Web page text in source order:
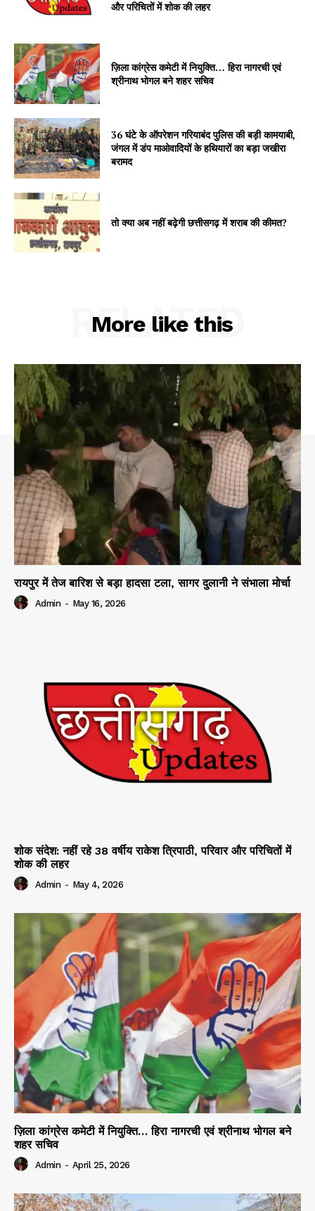
और परिचितों में शोक की लहर
ज़िला कांग्रेस कमेटी में नियुक्ति… हिरा नागरची एवं
श्रीनाथ भोगल बने शहर सचिव
36 घंटे के ऑपरेशन गरियाबंद पुलिस की बड़ी कामयाबी,
जंगल में डंप माओवादियों के हथियारों का बड़ा जखीरा
बरामद
तो क्या अब नहीं बढ़ेगी छत्तीसगढ़ में शराब की कीमत?
More like this
RELATED
रायपुर में तेज बारिश से बड़ा हादसा टला, सागर दुलानी ने संभाला मोर्चा
Admin - May 16, 2026
शोक संदेश: नहीं रहे 38 वर्षीय राकेश त्रिपाठी, परिवार और परिचितों में
शोक की लहर
Admin - May 4, 2026
ज़िला कांग्रेस कमेटी में नियुक्ति… हिरा नागरची एवं श्रीनाथ भोगल बने
शहर सचिव
Admin - April 25, 2026